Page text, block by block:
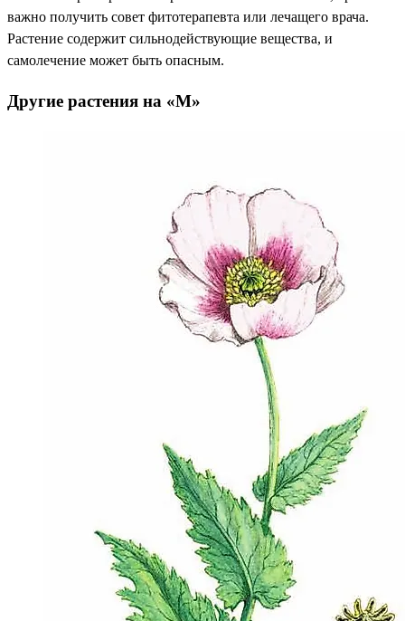
важно получить совет фитотерапевта или лечащего врача.
Растение содержит сильнодействующие вещества, и
самолечение может быть опасным.
Другие растения на «М»